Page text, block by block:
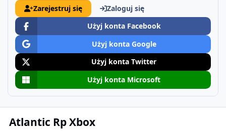
Zarejestruj się
Zaloguj się
Użyj konta Facebook
Użyj konta Google
Użyj konta Twitter
Użyj konta Microsoft
Atlantic Rp Xbox